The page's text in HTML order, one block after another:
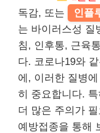
독감, 또는
인플
는 바이러스성 질
침, 인후통, 근육
다. 코로나19와
에, 이러한 질병
히 중요합니다.
더 많은 주의가
예방접종을 통해